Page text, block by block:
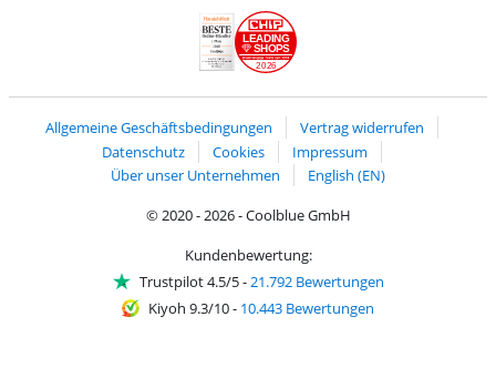
2026
LEADING
SHOPS
Allgemeine Geschäftsbedingungen
Vertrag widerrufen
Datenschutz
Cookies
Impressum
Über unser Unternehmen
English (EN)
© 2020 - 2026 - Coolblue GmbH
Kundenbewertung:
Trustpilot 4.5/5-21.792 Bewertungen
Kiyoh 9.3/10- 10.443 Bewertungen